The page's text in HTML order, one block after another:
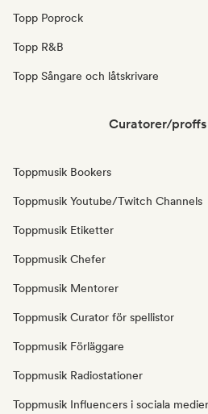
Topp Poprock
Topp R&B
Topp Sångare och låtskrivare
Curatorer/
Toppmusik Bookers
Toppmusik Youtube/Twitch Channels
Toppmusik Etiketter
Toppmusik Chefer
Toppmusik Mentorer
Toppmusik Curator för spellistor
Toppmusik Förläggare
Toppmusik Radiostationer
Toppmusik Influencers i sociala medier